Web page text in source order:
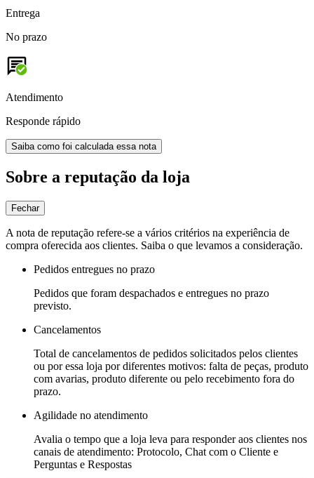
Entrega
No prazo
Atendimento
Responde rápido
Saiba como foi calculada essa nota
Sobre a reputação da loja
Fechar
A nota de reputação refere-se a vários critérios na experiência de
compra oferecida aos clientes. Saiba o que levamos a consideração.
Pedidos entregues no prazo
Pedidos que foram despachados e entregues no prazo
previsto.
Cancelamentos
Total de cancelamentos de pedidos solicitados pelos clientes
ou por essa loja por diferentes motivos: falta de peças, produto
com avarias, produto diferente ou pelo recebimento fora do
prazo.
Agilidade no atendimento
Avalia o tempo que a loja leva para responder aos clientes nos
canais de atendimento: Protocolo, Chat com o Cliente e
Perguntas e Respostas